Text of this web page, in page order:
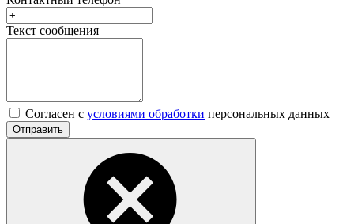
Текст сообщения
Согласен с условиями обработки персональных данных
Отправить